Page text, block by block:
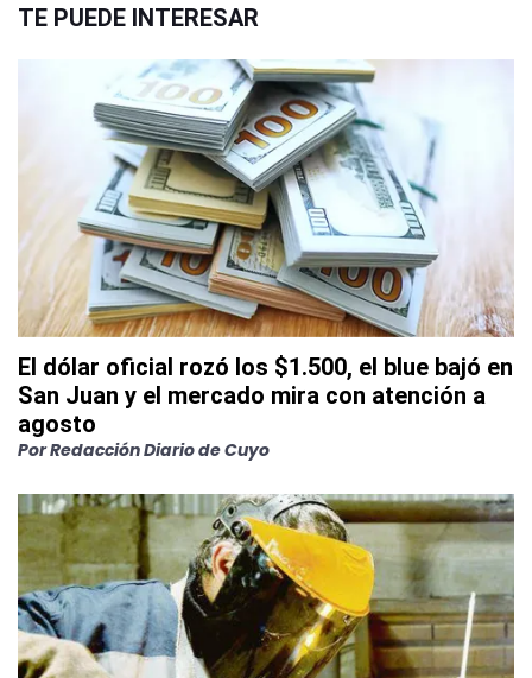
TE PUEDE INTERESAR
El dólar oficial rozó los $1.500, el blue bajó en
San Juan y el mercado mira con atención a
agosto
PorRedacción Diario de Cuyo